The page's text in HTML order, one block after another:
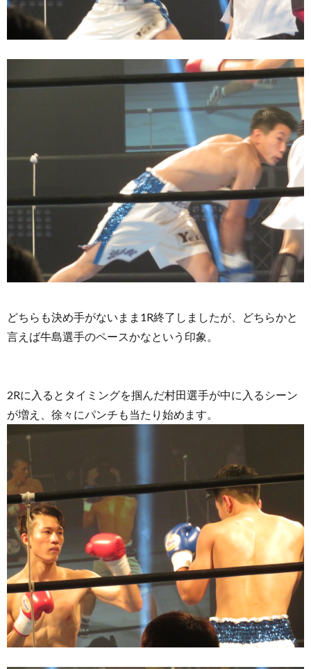
どちらも決め手がないまま1R終了しましたが、どちらかと
言えば牛島選手のペースかなという印象。
2Rに入るとタイミングを掴んだ村田選手が中に入るシーン
が増え、徐々にパンチも当たり始めます。